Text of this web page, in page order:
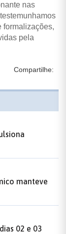
nas
formalizações,
pela
Compartilhe:
manteve
02 e 03